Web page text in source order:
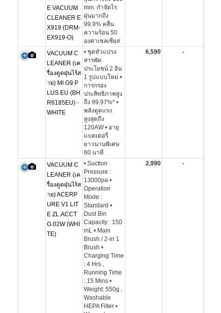
E VACUUM
CLEANER E
X919 (DRM-
EX919-O)
mm. กำจัดไร
ฝุ่นมากถึง
99.9% คลื่น
ความร้อน 50
องศาเซลเซียส
VACUUM C
LEANER (เค
รื่องดูดฝุ่นไร้ส
าย) MI G9 P
LUS EU (BH
R6185EU) -
WHITE
• ชุดหัวแปรง
สารพัด
ประโยชน์ 2 อิน
1 รูปแบบใหม่ •
การกรอง
ประสิทธิภาพสูง
ถึง 99.97%* •
พลังดูดแรง
สูงสุดถึง
120AW • อายุ
แบตเตอรี่
ยาวนานพิเศษ
60 นาที
6,590 -
VACUUM C
LEANER (เค
รื่องดูดฝุ่นไร้ส
าย) ACERP
URE V1 LIT
E ZL.ACCT
G.02W (WHI
TE)
• Suction
Pressure :
13000pa •
Operation
Mode :
Standard •
Dust Bin
Capacity : 150
mL • Main
Brush / 2-in 1
Brush •
Charging Time
: 4 Hrs ,
Running Time
: 15 Mins •
Weight: 550g ,
Washable
HEPA Filter •
2,990 -